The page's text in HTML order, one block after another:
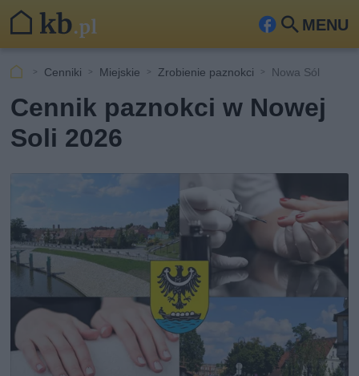
MENU
Fa
ook
Szu
kaj
Cenniki Miejskie Zrobienie paznokci Nowa Sól
Cennik paznokci w Nowej
Soli 2026